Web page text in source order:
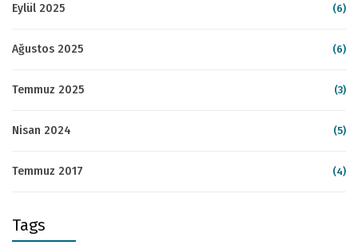
Eylül 2025 (6)
Ağustos 2025 (6)
Temmuz 2025 (3)
Nisan 2024 (5)
Temmuz 2017 (4)
Tags